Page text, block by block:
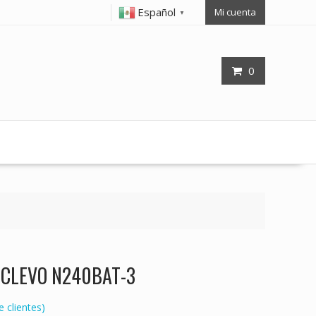
Español ▼ Mi cuenta
0
N240BAT-3
clientes)